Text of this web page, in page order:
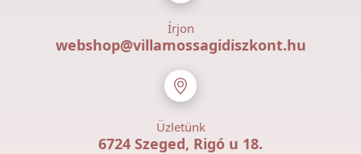
Írjon
webshop@villamossagidiszkont.hu
Üzletünk
6724 Szeged, Rigó u 18.